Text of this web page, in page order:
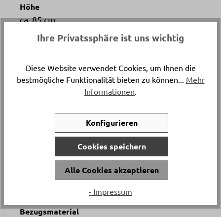
Höhe
ca. 85 cm
Rope knoten
Bezugsmaterial
Ihre Privatssphäre ist uns wichtig
Diese Website verwendet Cookies, um Ihnen die
bestmögliche Funktionalität bieten zu können... Mehr
Informationen
Konfigurieren
Cookies speichern
Alle Cookies akzeptieren
- Impressum